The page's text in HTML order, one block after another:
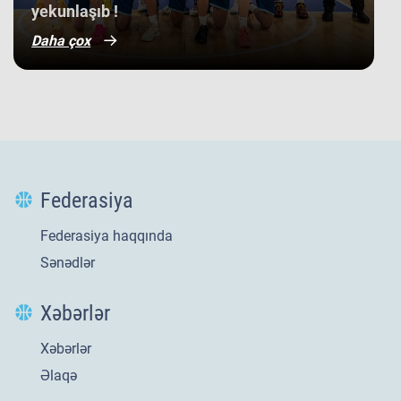
yekunlaşıb !
Daha çox
Yeni
Federasiya
Federasiya haqqında
Sənədlər
Xəbərlər
Xəbərlər
Əlaqə